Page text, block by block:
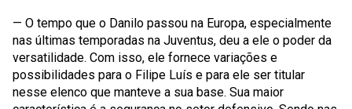
— O tempo que o Danilo passou na Europa, especialmente
nas últimas temporadas na Juventus, deu a ele o poder da
versatilidade. Com isso, ele fornece variações e
possibilidades para o Filipe Luís e para ele ser titular
nesse elenco que manteve a sua base. Sua maior